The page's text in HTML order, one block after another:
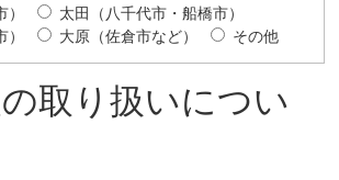
市）
太田（八千代市・船橋市）
市）
大原（佐倉市など） その他
取り扱いについ